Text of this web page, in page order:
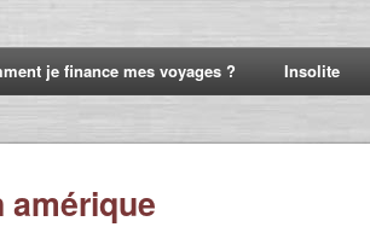
je finance mes voyages ? Insolite
amérique